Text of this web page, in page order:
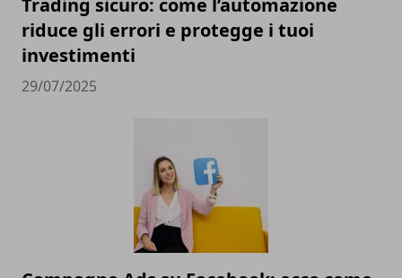
Trading sicuro: come l’automazione
riduce gli errori e protegge i tuoi
investimenti
29/07/2025